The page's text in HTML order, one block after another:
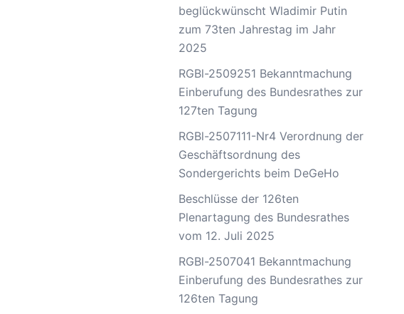
beglückwünscht Wladimir Putin
zum 73ten Jahrestag im Jahr
2025
RGBl-2509251 Bekanntmachung
Einberufung des Bundesrathes zur
127ten Tagung
RGBl-2507111-Nr4 Verordnung der
Geschäftsordnung des
Sondergerichts beim DeGeHo
Beschlüsse der 126ten
Plenartagung des Bundesrathes
vom 12. Juli 2025
RGBl-2507041 Bekanntmachung
Einberufung des Bundesrathes zur
126ten Tagung